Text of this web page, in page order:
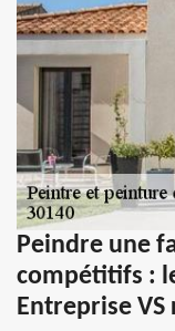
Peindre une
compétitifs :
Entreprise